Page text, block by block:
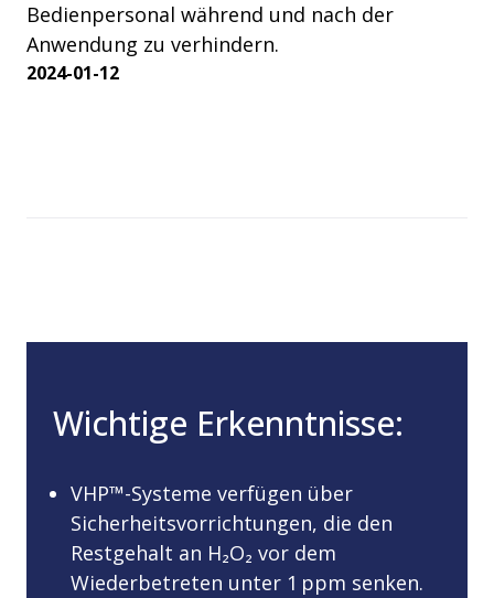
Bedienpersonal während und nach der
Anwendung zu verhindern.
2024-01-12
Wichtige Erkenntnisse:
VHP™-Systeme verfügen über
Sicherheitsvorrichtungen, die den
Restgehalt an H₂O₂ vor dem
Wiederbetreten unter 1 ppm senken.